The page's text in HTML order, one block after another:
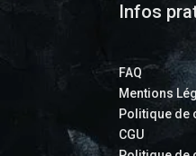
Infos
FAQ
Mentions
Politique de
CGU